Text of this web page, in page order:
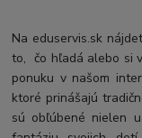
Na eduservis.sk
to, čo hľadá alebo si
ponuku v našom
ktoré prinášajú
sú obľúbené nielen